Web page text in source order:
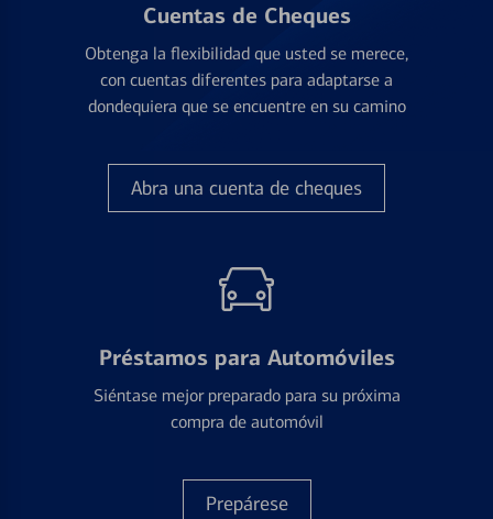
Cuentas de Cheques
Obtenga la flexibilidad que usted se merece,
con cuentas diferentes para adaptarse a
dondequiera que se encuentre en su camino
Abra una cuenta de cheques
Préstamos para Automóviles
Siéntase mejor preparado para su próxima
compra de automóvil
Prepárese